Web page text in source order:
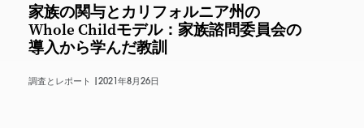
家族の関与とカリフォルニア州の
Whole Childモデル：家族諮問委員会の
導入から学んだ教訓
調査とレポート | 2021年8月26日